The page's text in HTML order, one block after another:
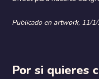
Publicado en artwork, 11/
Por si quieres